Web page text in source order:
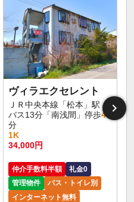
ヴィラエクセレント
ＪＲ中央本線「松本」駅
バス13分「南浅間」停歩4
分
1K
34,000円
仲介手数料半額
礼金0
管理物件
バス・トイレ別
インターネット無料